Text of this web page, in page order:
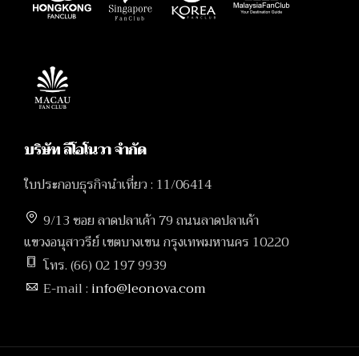
บริษัท ลีโอโนวา จำกัด
ใบประกอบธุรกิจนำเที่ยว : 11/06414
9/13 ซอย ลาดปลาเค้า 79 ถนนลาดปลาเค้า
แขวงอนุสาวรีย์ เขตบางเขน กรุงเทพมหานคร 10220
โทร. (66) 02 197 9939
E-mail : info@leonova.com